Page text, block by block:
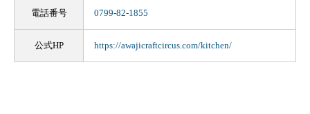
電話番号 0799-82-1855
公式HP https://awajicraftcircus.com/kitchen/